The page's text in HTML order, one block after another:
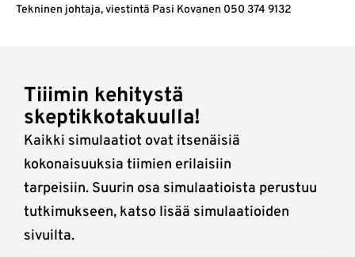
Tekninen johtaja, viestintä Pasi Kovanen 050 374 9132
Tiiimin kehitystä
skeptikkotakuulla!
Kaikki simulaatiot ovat itsenäisiä
kokonaisuuksia tiimien erilaisiin
tarpeisiin. Suurin osa simulaatioista perustuu
tutkimukseen, katso lisää simulaatioiden
sivuilta.